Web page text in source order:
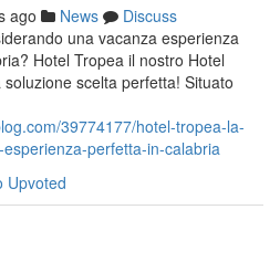
ago News
Discuss
una vacanza esperienza
Hotel Tropea il nostro Hotel
scelta perfetta! Situato
39774177/hotel-tropea-la-
perfetta-in-calabria
Upvoted